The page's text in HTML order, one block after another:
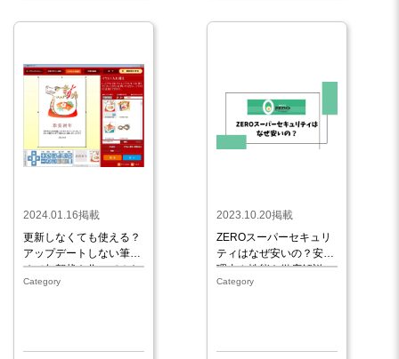
2024.01.16掲載
更新しなくても使える？
アップデートしない筆ま
めで年賀状を作ってみた
Category
2023.10.20掲載
ZEROスーパーセキュリ
ティはなぜ安いの？安い
理由や性能を徹底解説
Category